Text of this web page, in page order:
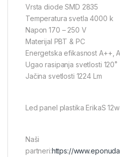
Vrsta diode SMD 2835
Temperatura svetla 4000 k
Napon 170 – 250 V
Materijal PBT & PC
Energetska efikasnost A++,
Ugao rasipanja svetlosti 120˚
Jačina svetlosti 1224 Lm
Led panel plastika ErikaS
Naši
partneri:https://